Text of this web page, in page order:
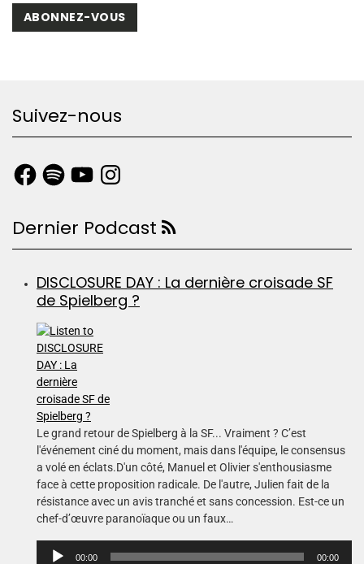
ABONNEZ-VOUS
Suivez-nous
Dernier Podcast
DISCLOSURE DAY : La dernière croisade SF
de Spielberg ?
Le grand retour de Spielberg à la SF... Vraiment ? C’est
l'événement ciné du moment, mais dans l'équipe, le consensus
a volé en éclats.D'un côté, Manuel et Olivier s'enthousiasme
face à cette proposition radicale. De l'autre, Julien fait de la
résistance avec un avis tranché et sans concession. Est-ce un
chef-d’œuvre paranoïaque ou un faux…
00:00 00:00